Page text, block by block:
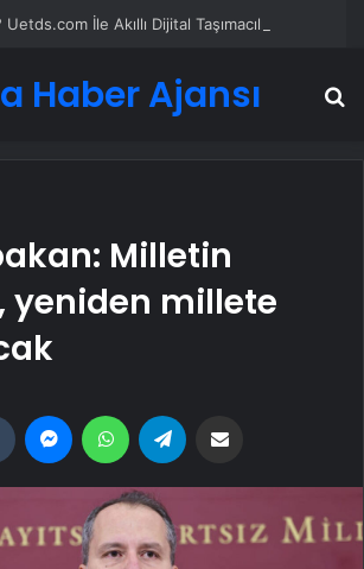
Haber Ajansı
Milletin
yeniden millete
Tumblr MessengerWhatsApp